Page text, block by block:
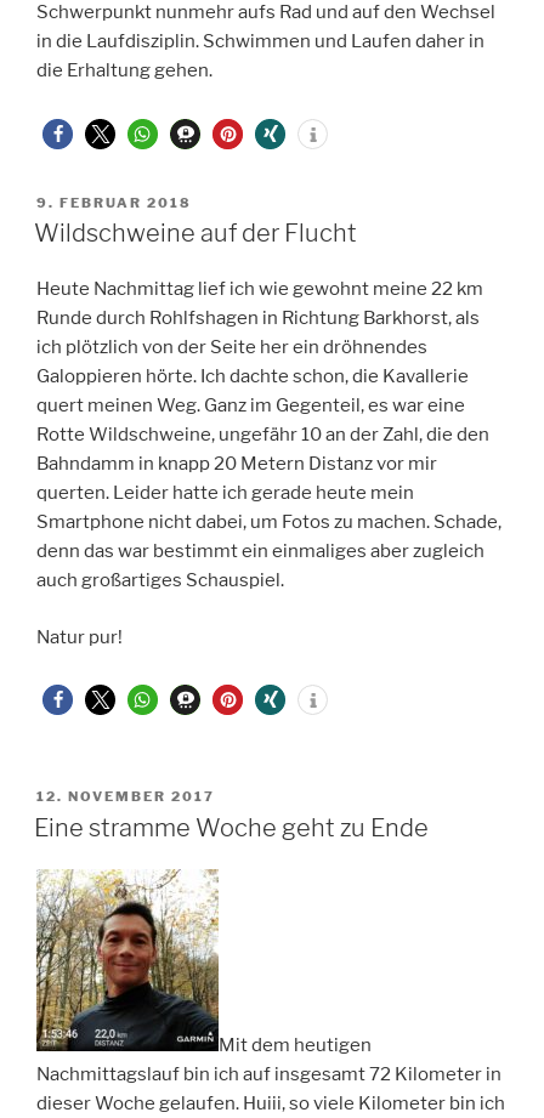
Schwerpunkt nunmehr aufs Rad und auf den Wechsel
in die Laufdisziplin. Schwimmen und Laufen daher in
die Erhaltung gehen.
VERÖFFENTLICHT
AM
9. FEBRUAR 2018
Wildschweine auf der Flucht
Heute Nachmittag lief ich wie gewohnt meine 22 km
Runde durch Rohlfshagen in Richtung Barkhorst, als
ich plötzlich von der Seite her ein dröhnendes
Galoppieren hörte. Ich dachte schon, die Kavallerie
quert meinen Weg. Ganz im Gegenteil, es war eine
Rotte Wildschweine, ungefähr 10 an der Zahl, die den
Bahndamm in knapp 20 Metern Distanz vor mir
querten. Leider hatte ich gerade heute mein
Smartphone nicht dabei, um Fotos zu machen. Schade,
denn das war bestimmt ein einmaliges aber zugleich
auch großartiges Schauspiel.
Natur pur!
VERÖFFENTLICHT
AM
12. NOVEMBER 2017
Eine stramme Woche geht zu Ende
Mit dem heutigen
Nachmittagslauf bin ich auf insgesamt 72 Kilometer in
dieser Woche gelaufen. Huiii, so viele Kilometer bin ich